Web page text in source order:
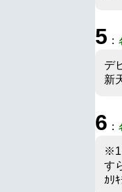
5 ：
デ
新
6 ：
※1
す
ｶﾘ